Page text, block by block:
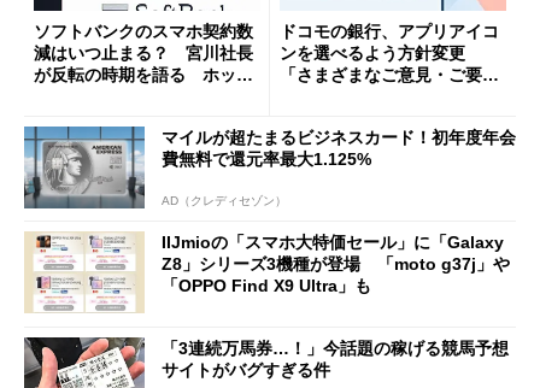
ソフトバンクのスマホ契約数
減はいつ止まる？ 宮川社長
が反転の時期を語る ホッピ
ドコモの銀行、アプリアイコ
ンを選べるよう方針変更
「さまざまなご意見・ご要望
マイルが超たまるビジネスカード！初年度年会
費無料で還元率最大1.125%
AD（クレディセゾン）
IIJmioの「スマホ大特価セール」に「Galaxy
Z8」シリーズ3機種が登場 「moto g37j」や
「OPPO Find X9 Ultra」も
「3連続万馬券…！」今話題の稼げる競馬予想
サイトがバグすぎる件